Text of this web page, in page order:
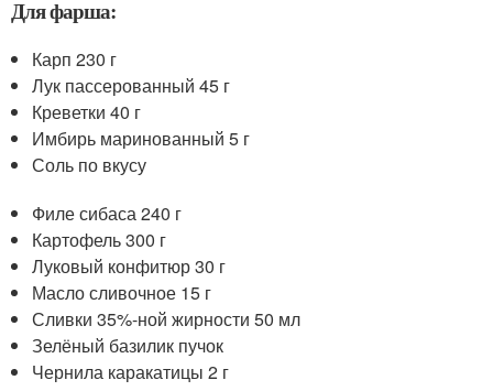
Для фарша:
Карп 230 г
Лук пассерованный 45 г
Креветки 40 г
Имбирь маринованный 5 г
Соль по вкусу
Филе сибаса 240 г
Картофель 300 г
Луковый конфитюр 30 г
Масло сливочное 15 г
Сливки 35%-ной жирности 50 мл
Зелёный базилик пучок
Чернила каракатицы 2 г